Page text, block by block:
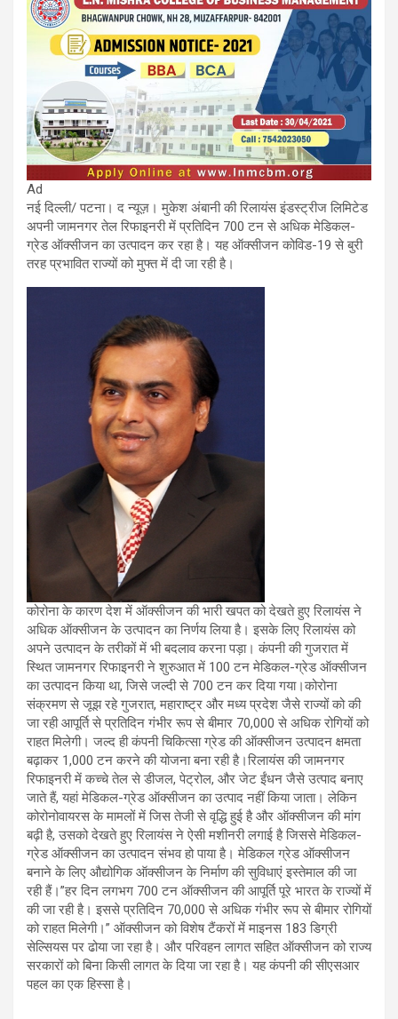
Ad
नई दिल्ली/ पटना। द न्यूज़। मुकेश अंबानी की रिलायंस इंडस्ट्रीज लिमिटेड
अपनी जामनगर तेल रिफाइनरी में प्रतिदिन 700 टन से अधिक मेडिकल-
ग्रेड ऑक्सीजन का उत्पादन कर रहा है। यह ऑक्सीजन कोविड-19 से बुरी
तरह प्रभावित राज्यों को मुफ्त में दी जा रही है।
कोरोना के कारण देश में ऑक्सीजन की भारी खपत को देखते हुए रिलायंस ने
अधिक ऑक्सीजन के उत्पादन का निर्णय लिया है। इसके लिए रिलायंस को
अपने उत्पादन के तरीकों में भी बदलाव करना पड़ा। कंपनी की गुजरात में
स्थित जामनगर रिफाइनरी ने शुरुआत में 100 टन मेडिकल-ग्रेड ऑक्सीजन
का उत्पादन किया था, जिसे जल्दी से 700 टन कर दिया गया।कोरोना
संक्रमण से जूझ रहे गुजरात, महाराष्ट्र और मध्य प्रदेश जैसे राज्यों को की
जा रही आपूर्ति से प्रतिदिन गंभीर रूप से बीमार 70,000 से अधिक रोगियों को
राहत मिलेगी। जल्द ही कंपनी चिकित्सा ग्रेड की ऑक्सीजन उत्पादन क्षमता
बढ़ाकर 1,000 टन करने की योजना बना रही है।रिलायंस की जामनगर
रिफाइनरी में कच्चे तेल से डीजल, पेट्रोल, और जेट ईंधन जैसे उत्पाद बनाए
जाते हैं, यहां मेडिकल-ग्रेड ऑक्सीजन का उत्पाद नहीं किया जाता। लेकिन
कोरोनोवायरस के मामलों में जिस तेजी से वृद्धि हुई है और ऑक्सीजन की मांग
बढ़ी है, उसको देखते हुए रिलायंस ने ऐसी मशीनरी लगाई है जिससे मेडिकल-
ग्रेड ऑक्सीजन का उत्पादन संभव हो पाया है। मेडिकल ग्रेड ऑक्सीजन
बनाने के लिए औद्योगिक ऑक्सीजन के निर्माण की सुविधाएं इस्तेमाल की जा
रही हैं।”हर दिन लगभग 700 टन ऑक्सीजन की आपूर्ति पूरे भारत के राज्यों में
की जा रही है। इससे प्रतिदिन 70,000 से अधिक गंभीर रूप से बीमार रोगियों
को राहत मिलेगी।” ऑक्सीजन को विशेष टैंकरों में माइनस 183 डिग्री
सेल्सियस पर ढोया जा रहा है। और परिवहन लागत सहित ऑक्सीजन को राज्य
सरकारों को बिना किसी लागत के दिया जा रहा है। यह कंपनी की सीएसआर
पहल का एक हिस्सा है।